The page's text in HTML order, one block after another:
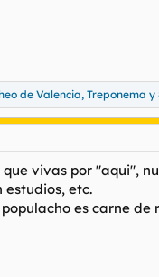
de Valencia, Treponema y
vivas por "aqui",
etc.
es carne de